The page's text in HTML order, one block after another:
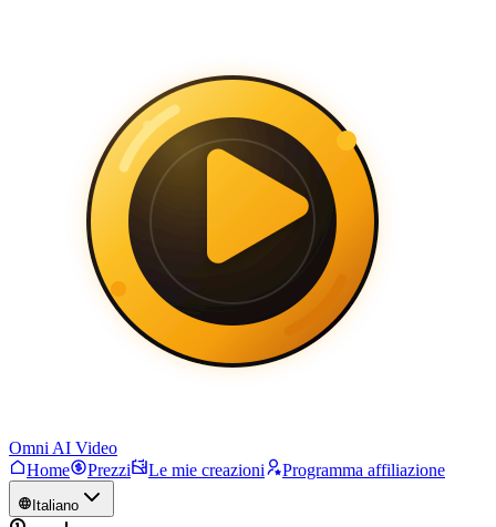
Omni AI Video
Home
Prezzi Le mie creazioni Programma affiliazione
Italiano